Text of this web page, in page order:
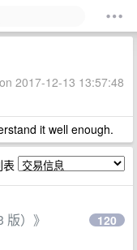
2017-12-13 13:57:48
it well enough.
）》 120